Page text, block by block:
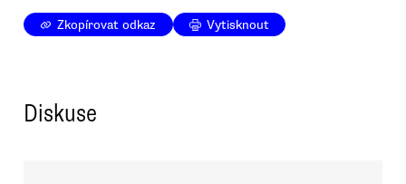
Zkopírovat odkaz Vytisknout
Diskuse